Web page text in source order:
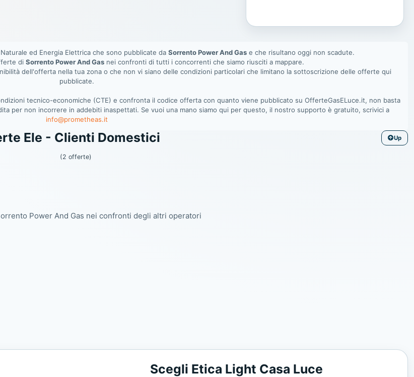
ed Energia Elettrica che sono pubblicate da Sorrento Power And Gas e che risultano oggi non scadute.
di Sorrento Power And Gas nei confronti di tutti i concorrenti che siamo riusciti a mappare.
dell'offerta nella tua zona o che non vi siano delle condizioni particolari che limitano la sottoscrizione delle offerte qui
pubblicate.
tecnico-economiche (CTE) e confronta il codice offerta con quanto viene pubblicato su OfferteGasELuce.it, non basta
per non incorrere in addebiti inaspettati. Se vuoi una mano siamo qui per questo, il nostro supporto è gratuito, scrivici a
info@prometheas.it
Ele - Clienti Domestici Up
(2 offerte)
Power And Gas nei confronti degli altri operatori
Scegli Etica Light Casa Luce